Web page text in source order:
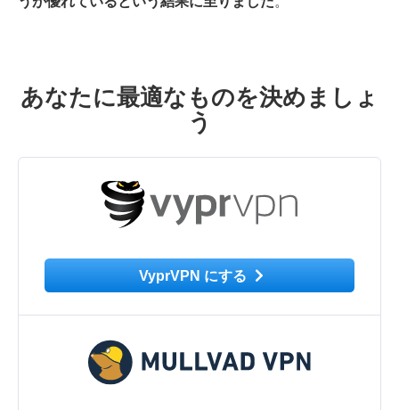
あなたに最適なものを決めましょ
う
VyprVPN にする